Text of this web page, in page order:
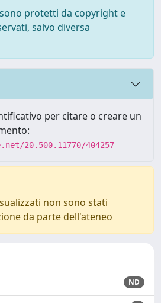
protetti da copyright e
salvo diversa
per citare o creare un
20.500.11770/404257
non sono stati
da parte dell'ateneo
ND